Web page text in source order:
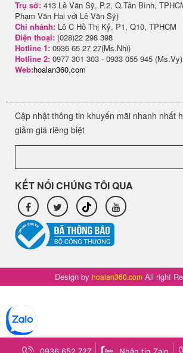
Trụ sở: 413 Lê Văn Sỹ, P.2, Q.Tân Bình,
Phạm Văn Hai với Lê Văn Sỹ)
Chi nhánh: Lô C Hồ Thị Kỷ, P1, Q10, TPHCM
Điện thoại: (028)22 298 398
Hotline 1: 0936 65 27 27(Ms.Nhi)
Hotline 2: 0977 301 303 - 0933 055 945 (Ms.Vy)
Web:hoalan360.com
Cập nhật thông tin khuyến mãi nhanh nhất
giảm giá riêng biệt
KẾT NỐI CHÚNG TÔI QUA
Design by hoalan360.com All right